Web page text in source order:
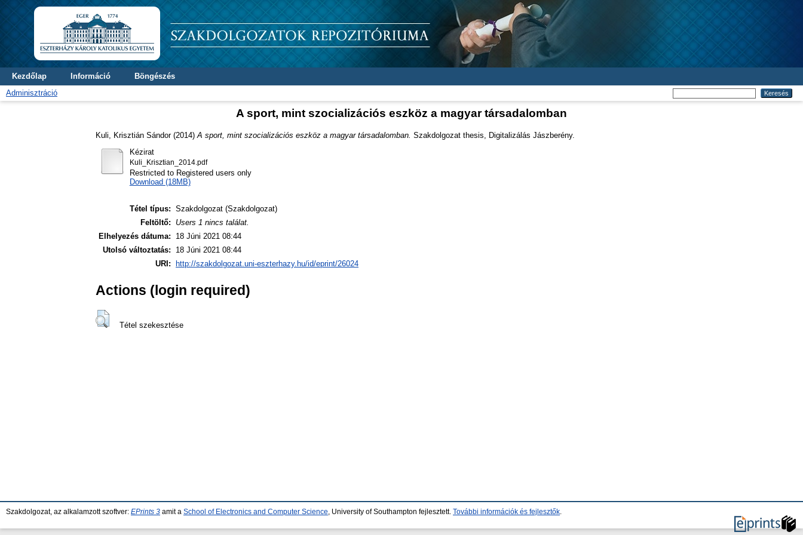
Kezdőlap Információ
Böngészés
Adminisztráció
A sport, mint szocializációs eszköz a magyar társadalomban
Kuli, Krisztián Sándor(2014) A sport, mint szocializációs eszköz a magyar társadalomban. Szakdolgozat thesis, Digitalizálás Jászberény.
Kézirat
Kuli_Krisztian_2014.pdf
Restricted to Registered users only
Download (18MB)
Tétel típus: Szakdolgozat (Szakdolgozat)
Feltöltő:
Users 1 nincs találat.
Elhelyezés dátuma:
18 Júni 2021 08:44
Utolsó változtatás:
18 Júni 2021 08:44
URI:
http://szakdolgozat.uni-eszterhazy.hu/id/eprint/26024
Actions (login required)
Tétel szekesztése
Szakdolgozat, az alkalamzott szoftver: EPrints 3 amit a School of Electronics and Computer Science , University of Southampton fejlesztett. További információk és fejlesztők